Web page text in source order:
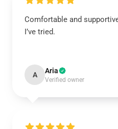
Comfortable and
I’ve tried.
A Aria
Verified owner